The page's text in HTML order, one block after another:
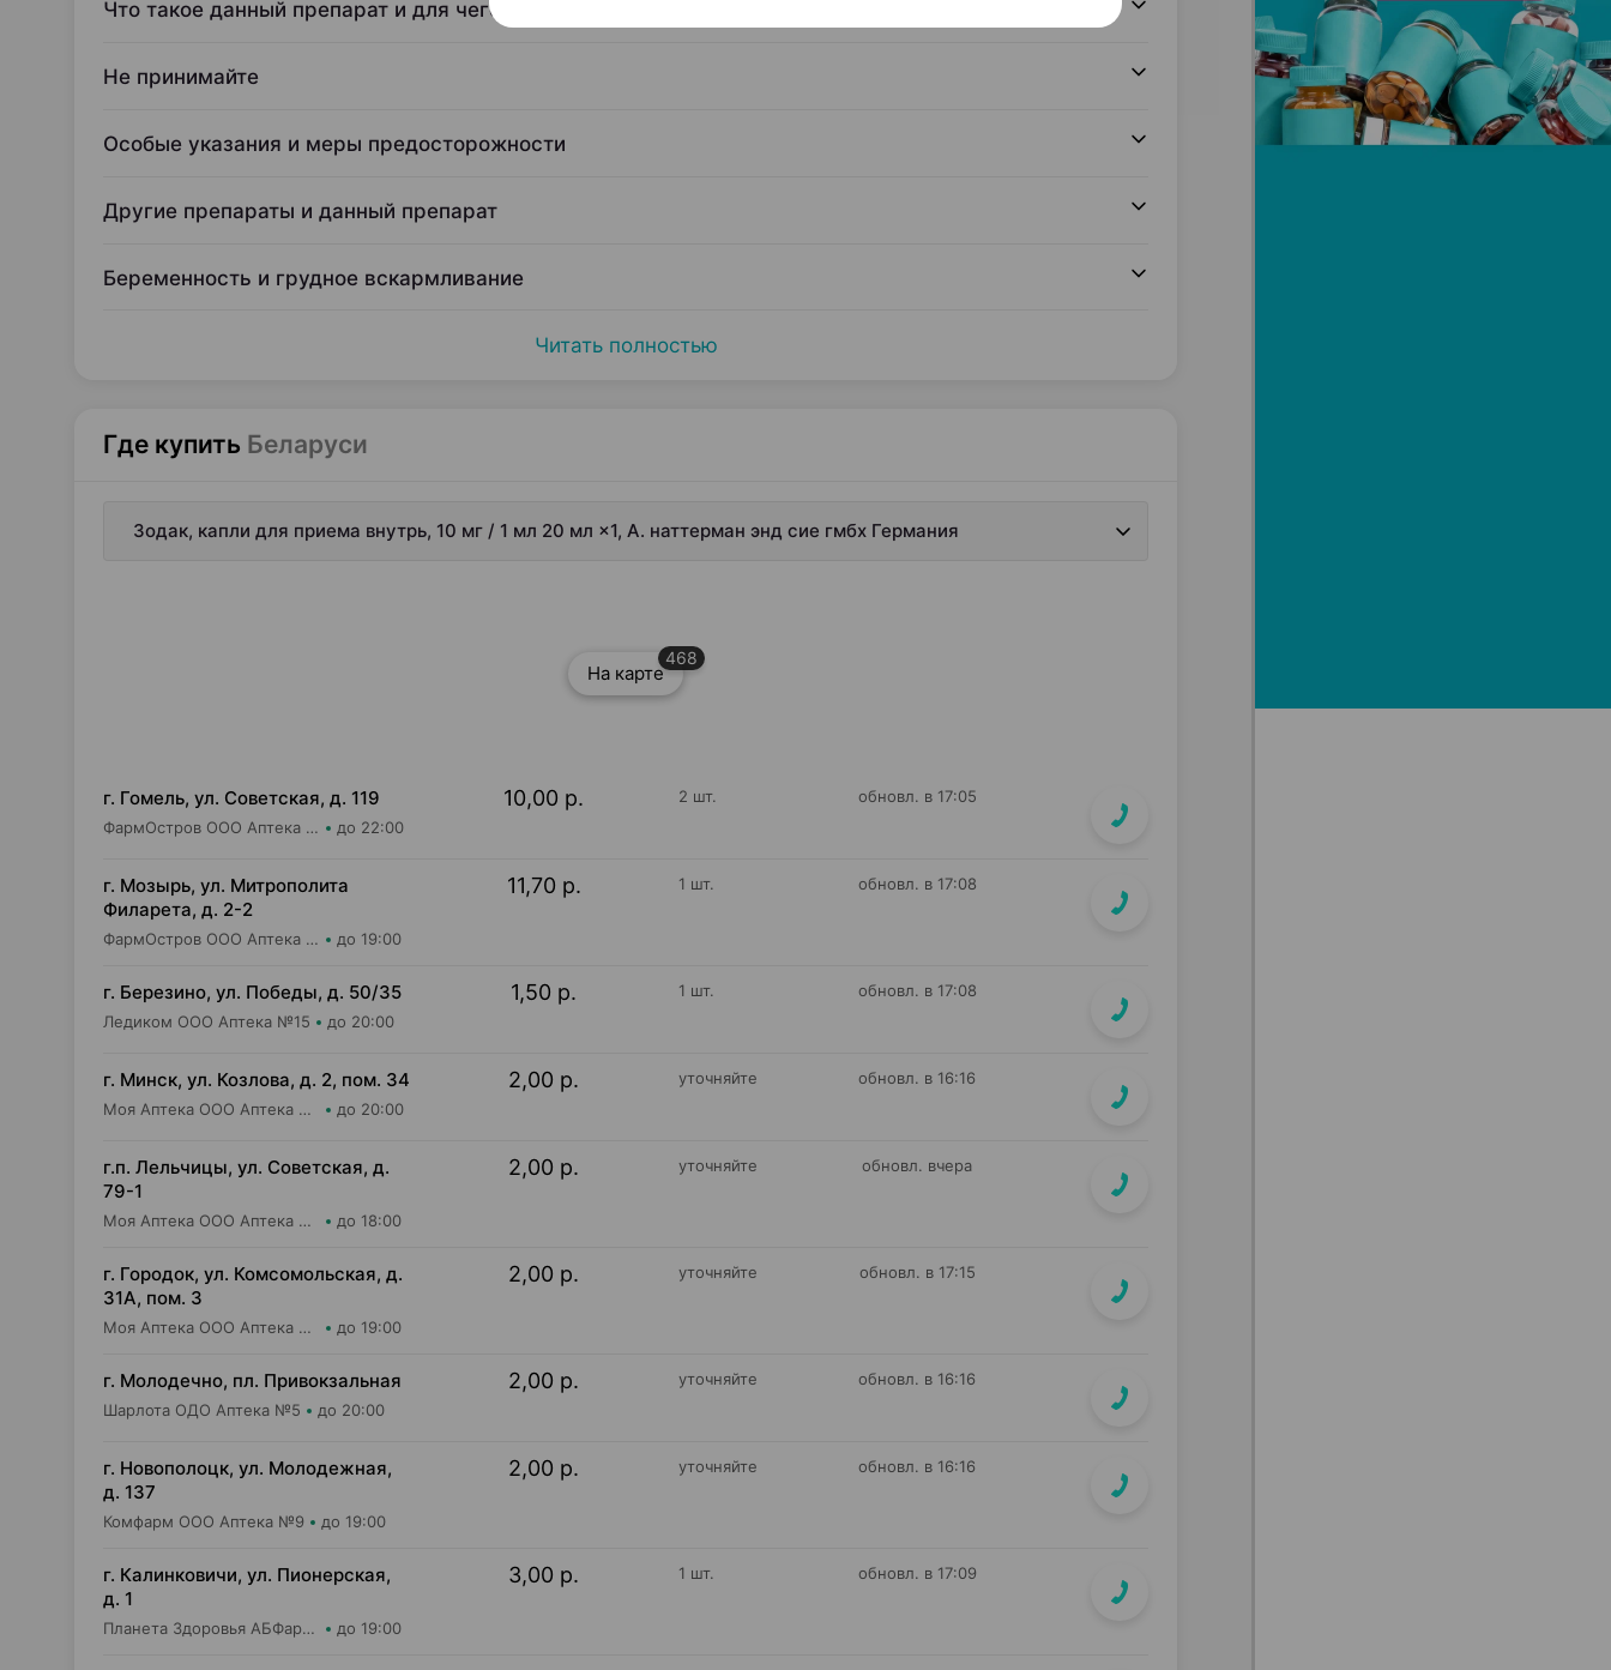
Что такое данный препарат и для чего его применяют
Не принимайте
Особые указания и меры предосторожности
Другие препараты и данный препарат
Беременность и грудное вскармливание
Читать полностью
Где купить Беларуси
Зодак, капли для приема внутрь, 10 мг / 1 мл 20 мл ×1, А. наттерман энд сие гмбх Германия
На карте
468
г. Гомель, ул. Советская, д. 119
ФармОстров ООО Аптека №11 на Советской до 22:00
10,00 р. 2 шт. обновл. в 17:05
г. Мозырь, ул. Митрополита
Филарета, д. 2-2
ФармОстров ООО Аптека №18 до 19:00
11,70 р. 1 шт. обновл. в 17:08
г. Березино, ул. Победы, д. 50/35
Ледиком ООО Аптека №15 до 20:00
1,50 р. 1 шт. обновл. в 17:08
г. Минск, ул. Козлова, д. 2, пом. 34
Моя Аптека ООО Аптека №47 до 20:00
2,00 р. уточняйте обновл. в 16:16
г.п. Лельчицы, ул. Советская, д.
79-1
Моя Аптека ООО Аптека №104 до 18:00
2,00 р. уточняйте обновл. вчера
г. Городок, ул. Комсомольская, д.
31А, пом. 3
Моя Аптека ООО Аптека №85 до 19:00
2,00 р. уточняйте обновл. в 17:15
г. Молодечно, пл. Привокзальная
Шарлота ОДО Аптека №5 до 20:00
2,00 р. уточняйте обновл. в 16:16
г. Новополоцк, ул. Молодежная,
д. 137
Комфарм ООО Аптека №9 до 19:00
2,00 р. уточняйте обновл. в 16:16
г. Калинковичи, ул. Пионерская,
д. 1
Планета Здоровья АБФармация ИООО Аптека №18 до 19:00
3,00 р. 1 шт. обновл. в 17:09